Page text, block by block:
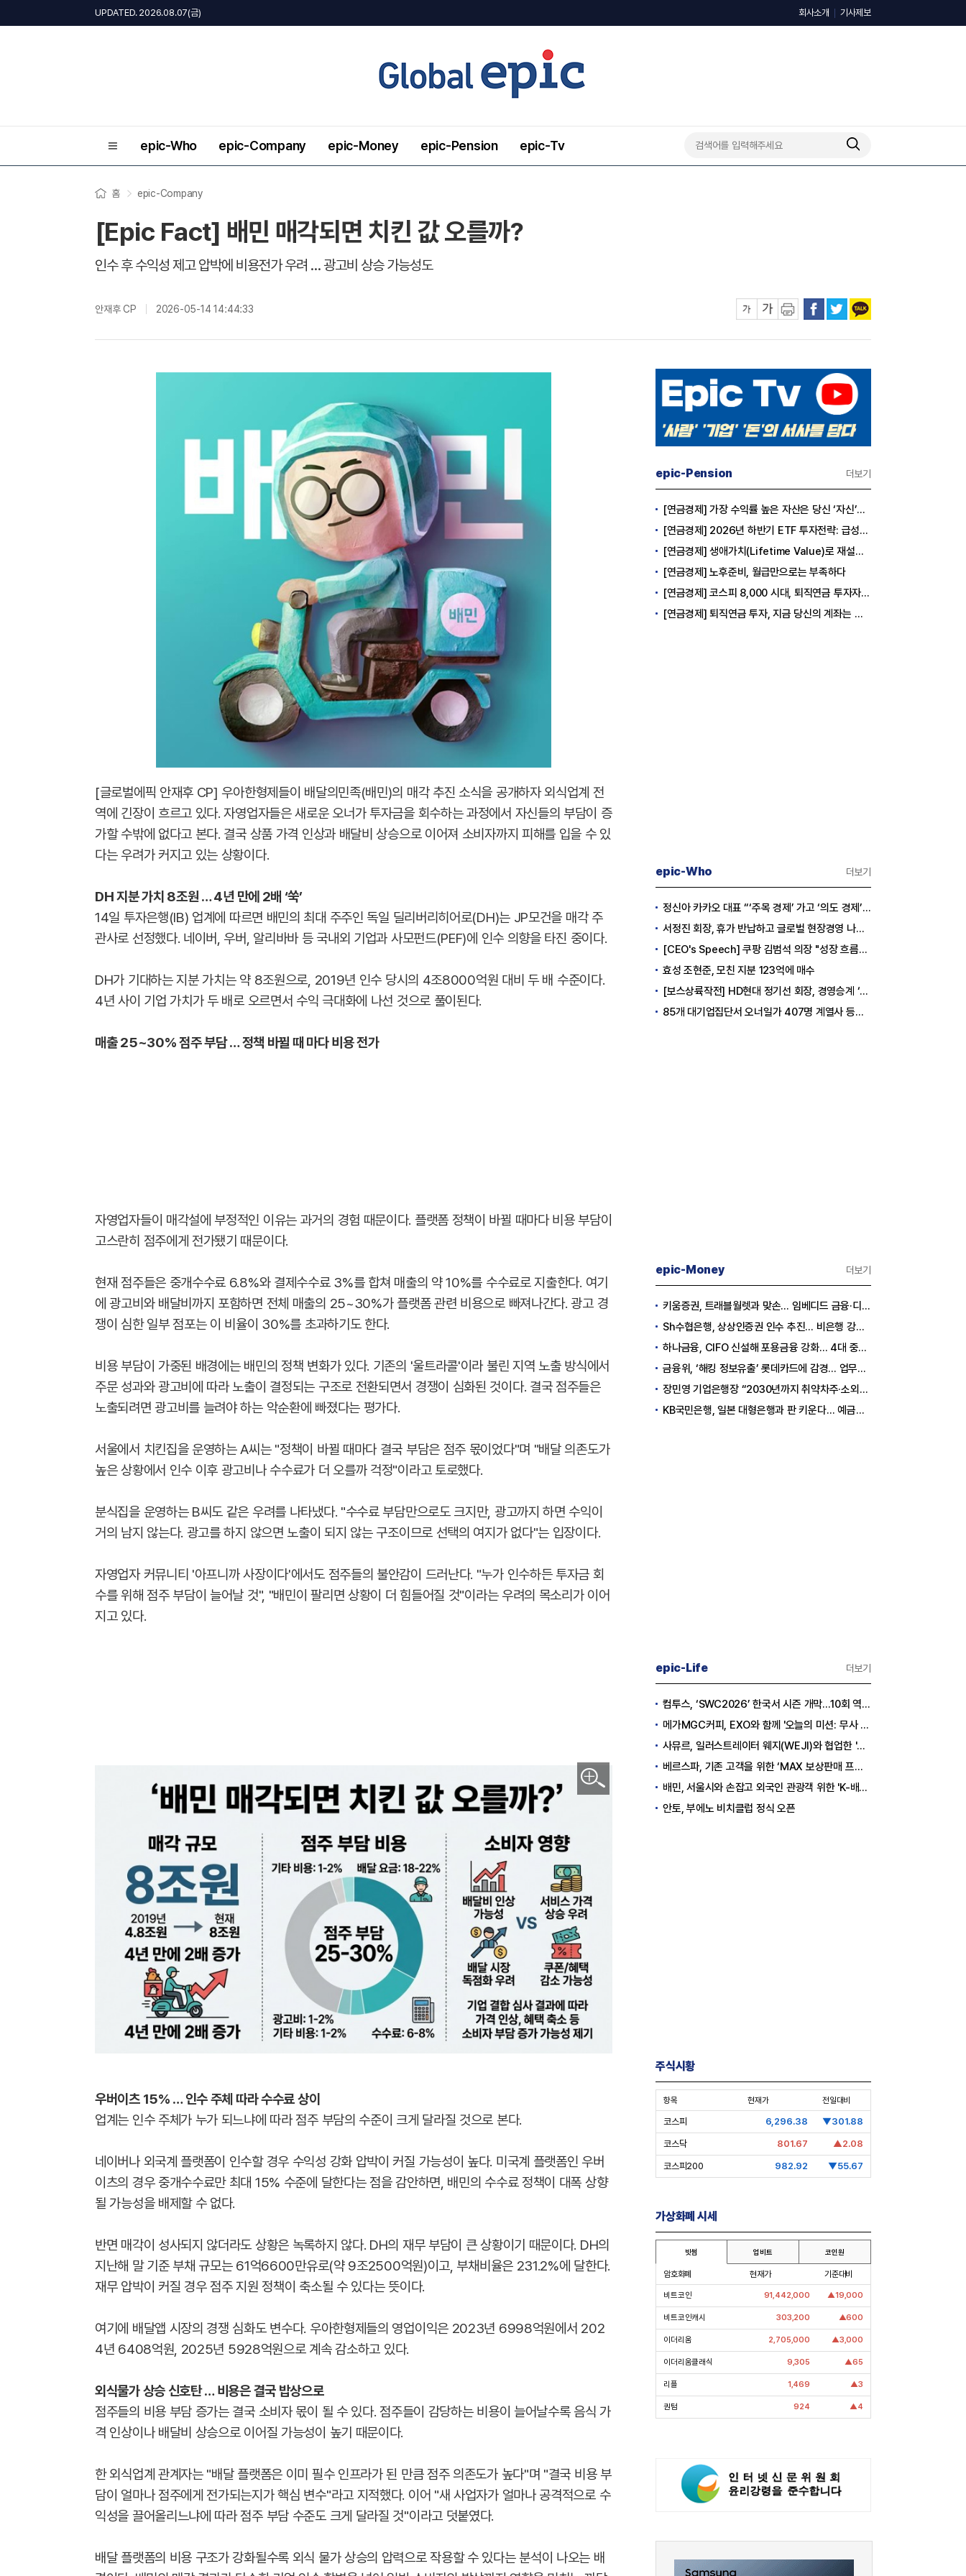
UPDATED. 2026.08.07(금) 회사소개 기사제보
epic-Who epic-Company epic-Money epic-Pension epic-Tv
홈 epic-Company
[Epic Fact] 배민 매각되면 치킨 값 오를까?
인수 후 수익성 제고 압박에 비용전가 우려 … 광고비 상승 가능성도
안재후 CP 2026-05-14 14:44:33
[글로벌에픽 안재후 CP] 우아한형제들이 배달의민족(배민)의 매각 추진 소식을 공개하자 외식업계 전
역에 긴장이 흐르고 있다. 자영업자들은 새로운 오너가 투자금을 회수하는 과정에서 자신들의 부담이 증
가할 수밖에 없다고 본다. 결국 상품 가격 인상과 배달비 상승으로 이어져 소비자까지 피해를 입을 수 있
다는 우려가 커지고 있는 상황이다.
DH 지분 가치 8조원 … 4년 만에 2배 ‘쑥’
14일 투자은행(IB) 업계에 따르면 배민의 최대 주주인 독일 딜리버리히어로(DH)는 JP모건을 매각 주
관사로 선정했다. 네이버, 우버, 알리바바 등 국내외 기업과 사모펀드(PEF)에 인수 의향을 타진 중이다.
DH가 기대하는 지분 가치는 약 8조원으로, 2019년 인수 당시의 4조8000억원 대비 두 배 수준이다.
4년 사이 기업 가치가 두 배로 오르면서 수익 극대화에 나선 것으로 풀이된다.
매출 25~30% 점주 부담 … 정책 바뀔 때 마다 비용 전가
자영업자들이 매각설에 부정적인 이유는 과거의 경험 때문이다. 플랫폼 정책이 바뀔 때마다 비용 부담이
고스란히 점주에게 전가됐기 때문이다.
현재 점주들은 중개수수료 6.8%와 결제수수료 3%를 합쳐 매출의 약 10%를 수수료로 지출한다. 여기
에 광고비와 배달비까지 포함하면 전체 매출의 25~30%가 플랫폼 관련 비용으로 빠져나간다. 광고 경
쟁이 심한 일부 점포는 이 비율이 30%를 초과하기도 한다.
비용 부담이 가중된 배경에는 배민의 정책 변화가 있다. 기존의 '울트라콜'이라 불린 지역 노출 방식에서
주문 성과와 광고비에 따라 노출이 결정되는 구조로 전환되면서 경쟁이 심화된 것이다. 결국 점주들은
노출되려면 광고비를 늘려야 하는 악순환에 빠졌다는 평가다.
서울에서 치킨집을 운영하는 A씨는 "정책이 바뀔 때마다 결국 부담은 점주 몫이었다"며 "배달 의존도가
높은 상황에서 인수 이후 광고비나 수수료가 더 오를까 걱정"이라고 토로했다.
분식집을 운영하는 B씨도 같은 우려를 나타냈다. "수수료 부담만으로도 크지만, 광고까지 하면 수익이
거의 남지 않는다. 광고를 하지 않으면 노출이 되지 않는 구조이므로 선택의 여지가 없다"는 입장이다.
자영업자 커뮤니티 '아프니까 사장이다'에서도 점주들의 불안감이 드러난다. "누가 인수하든 투자금 회
수를 위해 점주 부담이 늘어날 것", "배민이 팔리면 상황이 더 힘들어질 것"이라는 우려의 목소리가 이어
지고 있다.
이미지 확대보기
우버이츠 15% … 인수 주체 따라 수수료 상이
업계는 인수 주체가 누가 되느냐에 따라 점주 부담의 수준이 크게 달라질 것으로 본다.
네이버나 외국계 플랫폼이 인수할 경우 수익성 강화 압박이 커질 가능성이 높다. 미국계 플랫폼인 우버
이츠의 경우 중개수수료만 최대 15% 수준에 달한다는 점을 감안하면, 배민의 수수료 정책이 대폭 상향
될 가능성을 배제할 수 없다.
반면 매각이 성사되지 않더라도 상황은 녹록하지 않다. DH의 재무 부담이 큰 상황이기 때문이다. DH의
지난해 말 기준 부채 규모는 61억6600만유로(약 9조2500억원)이고, 부채비율은 231.2%에 달한다.
재무 압박이 커질 경우 점주 지원 정책이 축소될 수 있다는 뜻이다.
여기에 배달앱 시장의 경쟁 심화도 변수다. 우아한형제들의 영업이익은 2023년 6998억원에서 202
4년 6408억원, 2025년 5928억원으로 계속 감소하고 있다.
외식물가 상승 신호탄 … 비용은 결국 밥상으로
점주들의 비용 부담 증가는 결국 소비자 몫이 될 수 있다. 점주들이 감당하는 비용이 늘어날수록 음식 가
격 인상이나 배달비 상승으로 이어질 가능성이 높기 때문이다.
한 외식업계 관계자는 "배달 플랫폼은 이미 필수 인프라가 된 만큼 점주 의존도가 높다"며 "결국 비용 부
담이 얼마나 점주에게 전가되는지가 핵심 변수"라고 지적했다. 이어 "새 사업자가 얼마나 공격적으로 수
익성을 끌어올리느냐에 따라 점주 부담 수준도 크게 달라질 것"이라고 덧붙였다.
배달 플랫폼의 비용 구조가 강화될수록 외식 물가 상승의 압력으로 작용할 수 있다는 분석이 나오는 배
epic-Pension 더보기
[연금경제] 가장 수익률 높은 자산은 당신 ‘자신’이다
[연금경제] 2026년 하반기 ETF 투자전략: 급성장의 상반기를 접고, 이제 '실적'이 가르는 하반기를 맞다
[연금경제] 생애가치(Lifetime Value)로 재설계하는 은퇴 후 안정적 생활보장과 평생소득 전략
[연금경제] 노후준비, 월급만으로는 부족하다
[연금경제] 코스피 8,000 시대, 퇴직연금 투자자는 왜 지금 FOMO를 경계해야 하는가
[연금경제] 퇴직연금 투자, 지금 당신의 계좌는 어느 편인가?
epic-Who 더보기
정신아 카카오 대표 “‘주목 경제’ 가고 ‘의도 경제’ 왔다”
서정진 회장, 휴가 반납하고 글로벌 현장경영 나선다
[CEO's Speech] 쿠팡 김범석 의장 "성장 흐름은 변하지 않았다"
효성 조현준, 모친 지분 123억에 매수
[보스상륙작전] HD현대 정기선 회장, 경영승계 ‘큰 걸음’
85개 대기업집단서 오너일가 407명 계열사 등기임원 등재
epic-Money 더보기
키움증권, 트래블월렛과 맞손… 임베디드 금융·디지털 자산 신사업 추진
Sh수협은행, 상상인증권 인수 추진… 비은행 강화 ‘금융그룹’ 도약 발판
하나금융, CIFO 신설해 포용금융 강화… 4대 중심축 중심 상반기 목표 60% 달성
금융위, ‘해킹 정보유출’ 롯데카드에 감경... 업무정지 1.5개월
장민영 기업은행장 “2030년까지 취약차주·소외계층에 30조원 지원”
KB국민은행, 일본 대형은행과 판 키운다… 예금토큰으로 국가 간 결제 성공
epic-Life 더보기
컴투스, ‘SWC2026’ 한국서 시즌 개막…10회 역사를 이어갈 챔피언은 누가 될까
메가MGC커피, EXO와 함께 '오늘의 미션: 무사 퇴근' 포토카드 이벤트 진행
사뮤르, 일러스트레이터 웨지(WEJI)와 협업한 '이너뷰티 홍삼스틱' 공개
베르스파, 기존 고객을 위한 ‘MAX 보상판매 프로모션’ 진행
배민, 서울시와 손잡고 외국인 관광객 위한 'K-배달' 문화 개척
안토, 부에노 비치클럽 정식 오픈
주식시황
항목 현재가 전일대비
코스피 6,296.38 ▼301.88
코스닥 801.67 ▲2.08
코스피200 982.92 ▼55.67
가상화폐 시세
빗썸 업비트 코인원
암호화폐 현재가 기준대비
비트코인 91,442,000 ▲19,000
비트코인캐시 303,200 ▲600
이더리움 2,705,000 ▲3,000
이더리움클래식 9,305 ▲65
리플 1,469 ▲3
퀀텀 924 ▲4